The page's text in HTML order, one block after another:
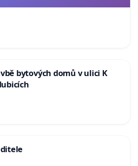
bytových domů v ulici K